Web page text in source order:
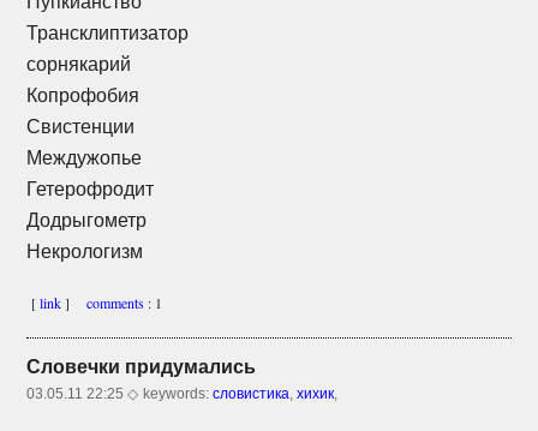
Трансклиптизатор
сорнякарий
Копрофобия
Свистенции
Междужопье
Гетерофродит
Додрыгометр
Некрологизм
[link] comments : 1
Словечки придумались
03.05.11 22:25 ◇ keywords:словистика ,хихик